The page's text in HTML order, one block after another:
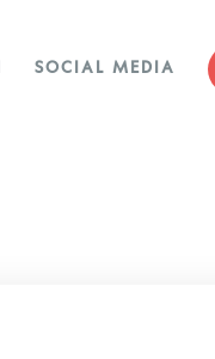
SOCIAL MEDIA